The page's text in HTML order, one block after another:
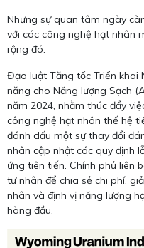
Nhưng sự quan tâm ngày
với các công nghệ hạt nhân
rộng đó.
Đạo luật Tăng tốc Triển khai
năng cho Năng lượng Sạch
năm 2024, nhằm thúc đẩy
công nghệ hạt nhân thế hệ
đánh dấu một sự thay đổi
nhân cập nhật các quy định
ứng tiên tiến. Chính phủ liên
tư nhân để chia sẻ chi phí,
nhân và định vị năng lượng
hàng đầu.